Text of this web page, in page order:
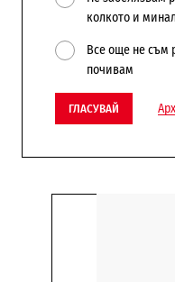
колкото и
Все още не съм
почивам
ГЛАСУВАЙ